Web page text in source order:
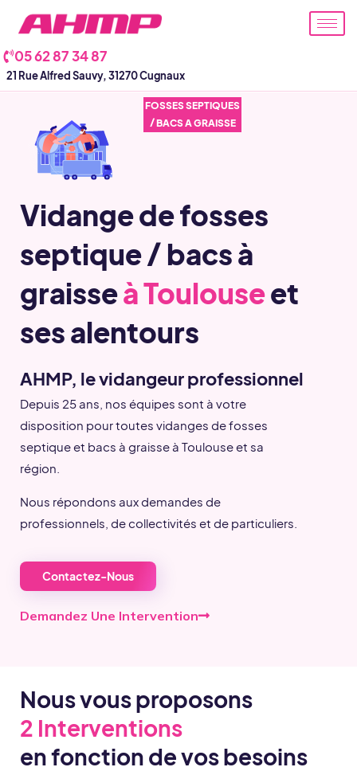
contenu
05 62 87 34 87
21 Rue Alfred Sauvy, 31270 Cugnaux
FOSSES SEPTIQUES
/ BACS A GRAISSE
Vidange de fosses
septique / bacs à
graisseà Toulouseet
ses alentours
AHMP, le vidangeur professionnel
Depuis 25 ans, nos équipes sont à votre
disposition pour toutes vidanges de fosses
septique et bacs à graisse à Toulouse et sa
région.
Nous répondons aux demandes de
professionnels, de collectivités et de particuliers.
Contactez-Nous
Demandez Une Intervention
Nous vous proposons
2 Interventions
en fonction de vos besoins